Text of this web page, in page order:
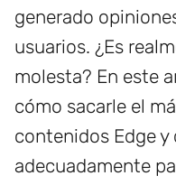
generado
usuarios. ¿Es
molesta? En este
cómo sacarle el
contenidos Edge
adecuadamente